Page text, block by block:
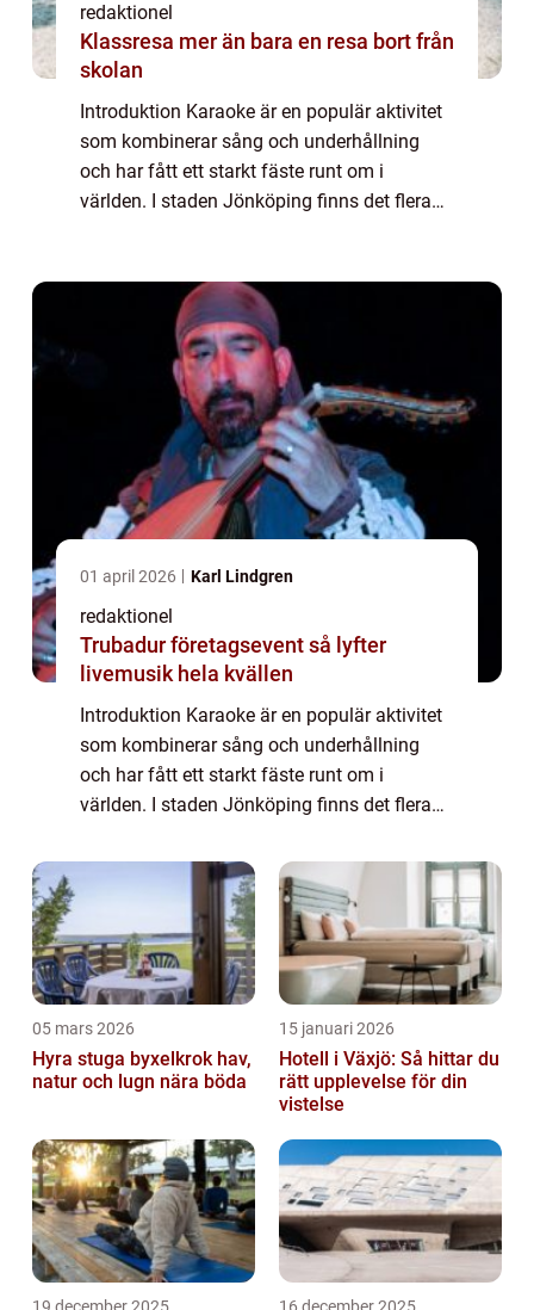
redaktionel
Klassresa mer än bara en resa bort från
skolan
Introduktion Karaoke är en populär aktivitet
som kombinerar sång och underhållning
och har fått ett starkt fäste runt om i
världen. I staden Jönköping finns det flera
01 april 2026 Karl Lindgren
redaktionel
Trubadur företagsevent så lyfter
livemusik hela kvällen
Introduktion Karaoke är en populär aktivitet
som kombinerar sång och underhållning
och har fått ett starkt fäste runt om i
världen. I staden Jönköping finns det flera
sångälskare kan blomstra och visa upp sina
05 mars 2026
Hyra stuga byxelkrok hav,
natur och lugn nära böda
15 januari 2026
Hotell i Växjö: Så hittar du
rätt upplevelse för din
vistelse